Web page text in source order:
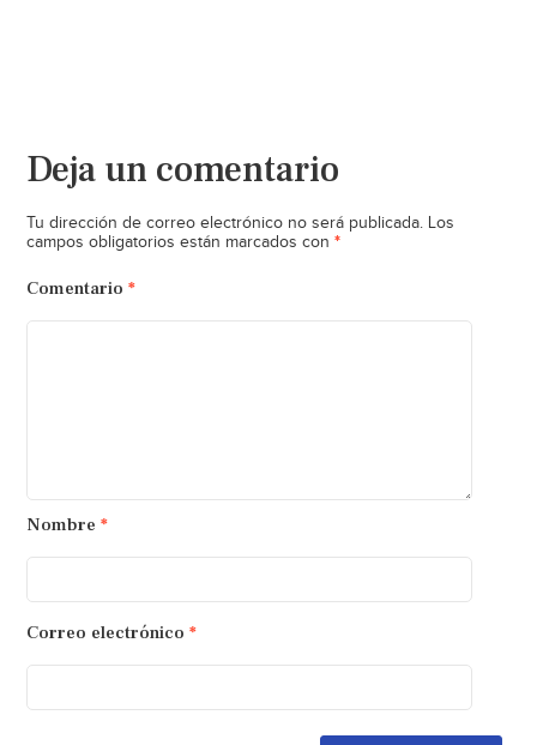
Deja un comentario
Tu dirección de correo electrónico no será publicada. Los
campos obligatorios están marcados con *
Comentario *
Nombre *
Correo electrónico *